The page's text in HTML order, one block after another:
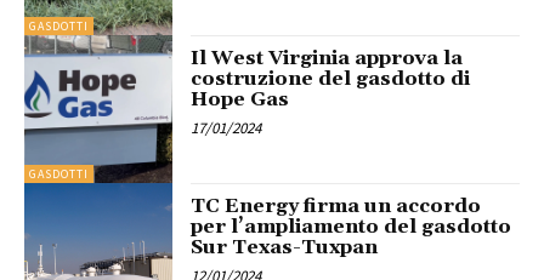
GASDOTTI
GASDOTTI
Il West Virginia approva la
costruzione del gasdotto di
Hope Gas
17/01/2024
TC Energy firma un accordo
per l’ampliamento del gasdotto
Sur Texas-Tuxpan
12/01/2024